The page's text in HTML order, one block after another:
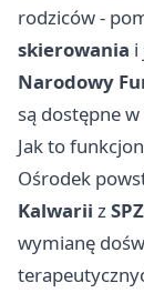
rodziców -
skierowania i
Narodowy
są dostępne
Jak to
Ośrodek
Kalwarii z
wymianę